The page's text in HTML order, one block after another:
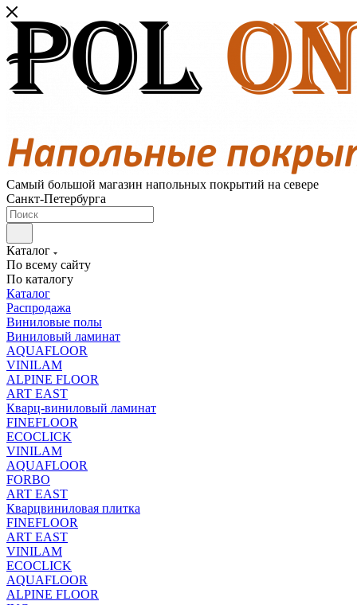
Самый большой магазин напольных покрытий на севере
Санкт-Петербурга
Каталог
По всему сайту
По каталогу
Каталог
Распродажа
Виниловые полы
Виниловый ламинат
AQUAFLOOR
VINILAM
ALPINE FLOOR
ART EAST
Кварц-виниловый ламинат
FINEFLOOR
ECOCLICK
VINILAM
AQUAFLOOR
FORBO
ART EAST
Кварцвиниловая плитка
FINEFLOOR
ART EAST
VINILAM
ECOCLICK
AQUAFLOOR
ALPINE FLOOR